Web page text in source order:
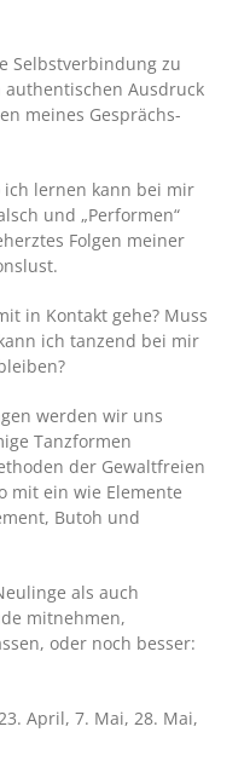
Selbstverbindung zu
Ausdruck
meines Gesprächs-
ich lernen kann bei mir
und „Performen“
Folgen meiner
in Kontakt gehe? Muss
ich tanzend bei mir
werden wir uns
Tanzformen
der Gewaltfreien
mit ein wie Elemente
Butoh und
als auch
mitnehmen,
oder noch besser:
April, 7. Mai, 28. Mai,